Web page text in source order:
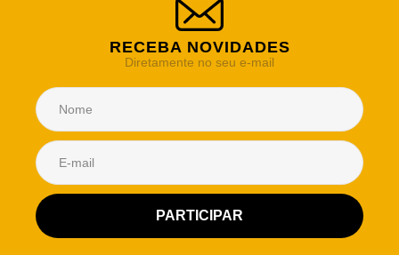
RECEBA NOVIDADES
Diretamente no seu e-mail
Atendimento Rei de Casa